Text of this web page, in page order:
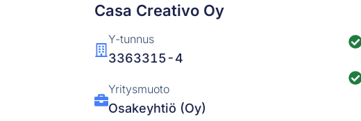
Casa Creativo Oy
Y-tunnus
3363315-4
Yritysmuoto
Osakeyhtiö (Oy)